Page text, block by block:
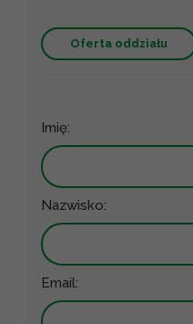
Oferta oddziału
Imię:
Nazwisko:
Email: